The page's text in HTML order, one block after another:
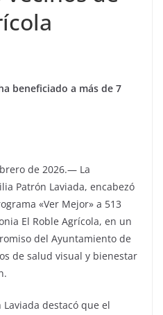
beneficiado a más de 7
de 2026.— La
Patrón Laviada, encabezó
«Ver Mejor» a 513
El Roble Agrícola, en un
del Ayuntamiento de
de salud visual y bienestar
destacó que el